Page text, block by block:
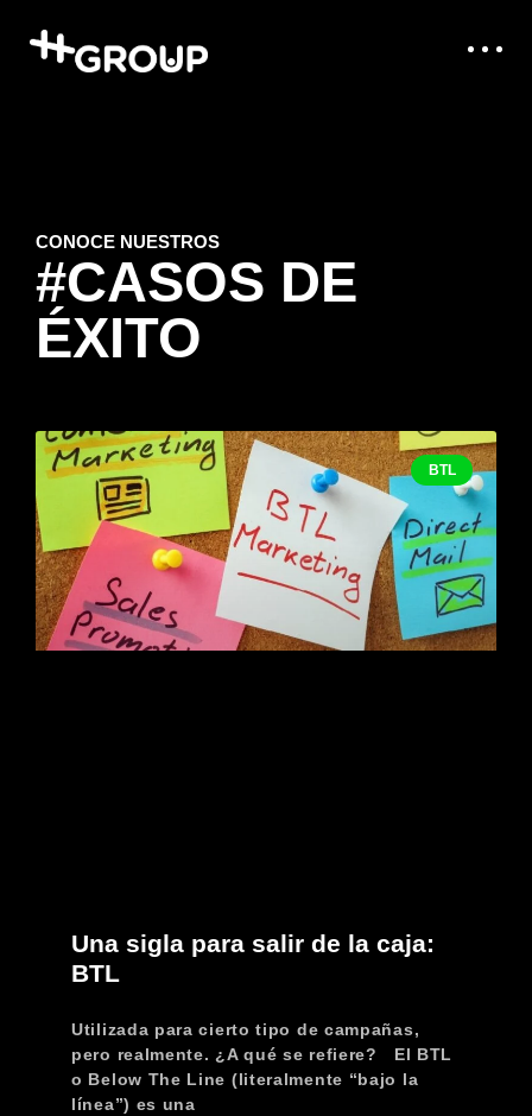
CONOCE NUESTROS
#CASOS DE
ÉXITO
BTL
Una sigla para salir de la caja:
BTL
Utilizada para cierto tipo de campañas,
pero realmente. ¿A qué se refiere? El BTL
o Below The Line (literalmente “bajo la
línea”) es una